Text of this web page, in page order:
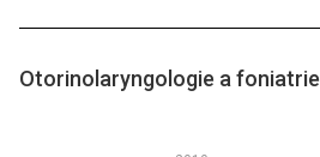
Otorinolaryngologie a foniatrie